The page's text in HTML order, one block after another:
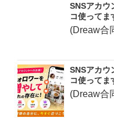
SNSアカウ
コ使ってま
(Dreaw合
SNSアカウ
コ使ってま
(Dreaw合